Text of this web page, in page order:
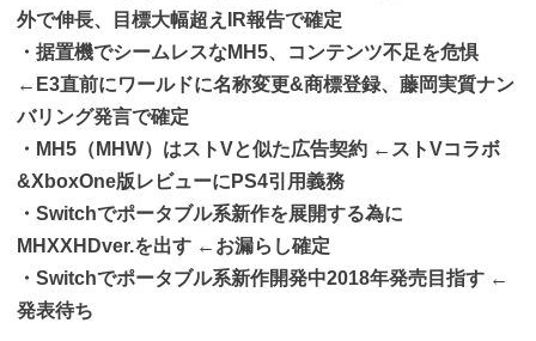
外で伸長、目標大幅超えIR報告で確定
・据置機でシームレスなMH5、コンテンツ不足を危惧
←E3直前にワールドに名称変更&商標登録、藤岡実質ナン
バリング発言で確定
・MH5（MHW）はストVと似た広告契約 ←ストVコラボ
&XboxOne版レビューにPS4引用義務
・Switchでポータブル系新作を展開する為に
MHXXHDver.を出す ←お漏らし確定
・Switchでポータブル系新作開発中2018年発売目指す ←
発表待ち